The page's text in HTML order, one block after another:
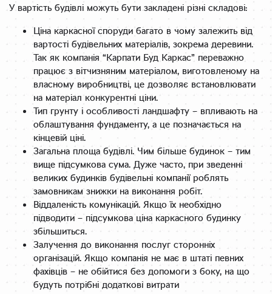
У вартість будівлі можуть бути закладені різні складові:
Ціна каркасної споруди багато в чому залежить від
вартості будівельних матеріалів, зокрема деревини.
Так як компанія “Карпати Буд Каркас” переважно
працює з вітчизняним матеріалом, виготовленому на
власному виробництві, це дозволяє встановлювати
на матеріал конкурентні ціни.
Тип грунту і особливості ландшафту – впливають на
облаштування фундаменту, а це позначається на
кінцевій ціні.
Загальна площа будівлі. Чим більше будинок – тим
вище підсумкова сума. Дуже часто, при зведенні
великих будинків будівельні компанії роблять
замовникам знижки на виконання робіт.
Віддаленість комунікацій. Якщо їх необхідно
підводити – підсумкова ціна каркасного будинку
збільшиться.
Залучення до виконання послуг сторонніх
організацій. Якщо компанія не має в штаті певних
фахівців – не обійтися без допомоги з боку, на що
будуть потрібні додаткові витрати